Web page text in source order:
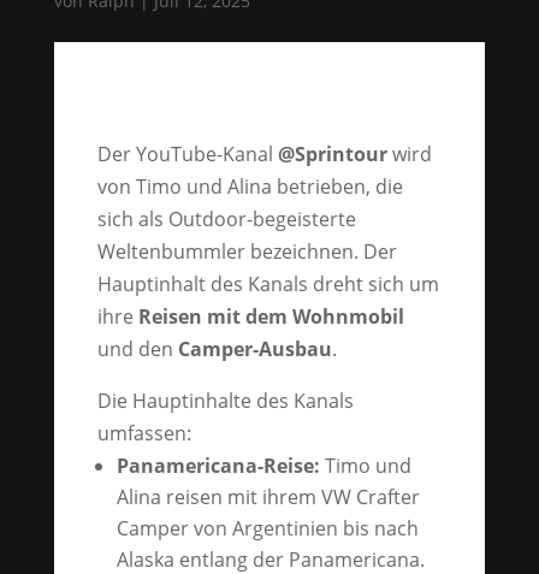
Der YouTube-Kanal @Sprintourwird
von Timo und Alina betrieben, die
sich als Outdoor-begeisterte
Weltenbummler bezeichnen. Der
Hauptinhalt des Kanals dreht sich um
ihre Reisen mit dem Wohnmobil
und den Camper-Ausbau.
Die Hauptinhalte des Kanals
umfassen:
Panamericana-Reise: Timo und
Alina reisen mit ihrem VW Crafter
Camper von Argentinien bis nach
Alaska entlang der Panamericana.